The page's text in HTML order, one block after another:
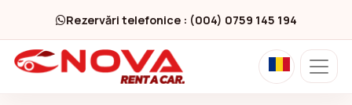
Rezervări telefonice : (004) 0759 145 194